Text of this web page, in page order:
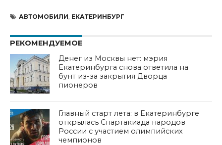
АВТОМОБИЛИ ЕКАТЕРИНБУРГ
РЕКОМЕНДУЕМОЕ
Денег из Москвы нет: мэрия
Екатеринбурга снова ответила на
бунт из-за закрытия Дворца
пионеров
Главный старт лета: в Екатеринбурге
открылась Спартакиада народов
России с участием олимпийских
чемпионов